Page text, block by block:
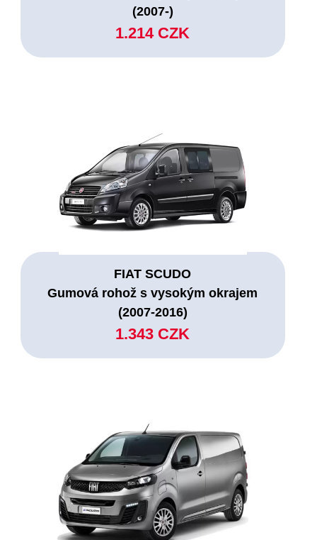
(2007-)
1.214 CZK
FIAT SCUDO
Gumová rohož s vysokým okrajem
(2007-2016)
1.343 CZK